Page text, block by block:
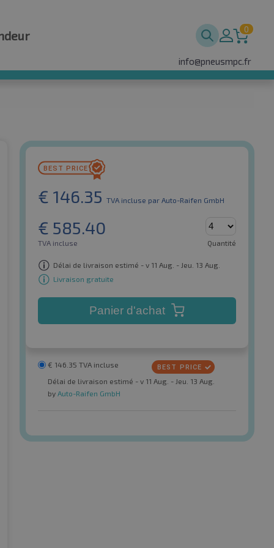
0
info@pneusmpc.fr
€ 146.35 TVA incluse par Auto-Raifen GmbH
€ 585.40
TVA incluse Quantité
Délai de livraison estimé - v 11 Aug. - Jeu. 13 Aug.
Livraison gratuite
Panier d'achat
€ 146.35 TVA incluse
Délai de livraison estimé - v 11 Aug. - Jeu. 13 Aug.
by Auto-Raifen GmbH